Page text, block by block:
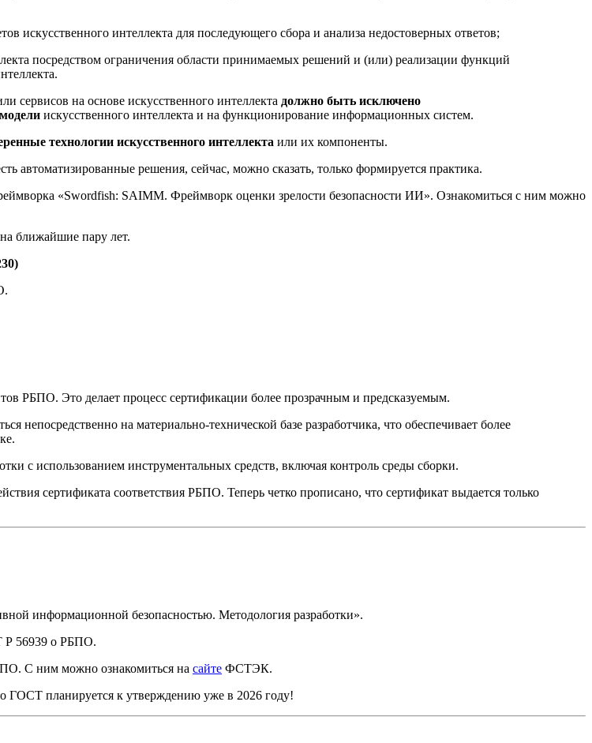
искусственного интеллекта для последующего сбора и анализа недостоверных ответов;
посредством ограничения области принимаемых решений и (или) реализации функций
сервисов на основе искусственного интеллекта должно быть исключено
искусственного интеллекта и на функционирование информационных систем.
технологии искусственного интеллекта или их компоненты.
автоматизированные решения, сейчас, можно сказать, только формируется практика.
«Swordfish: SAIMM. Фреймворк оценки зрелости безопасности ИИ». Ознакомиться с ним можно
ближайшие пару лет.
РБПО. Это делает процесс сертификации более прозрачным и предсказуемым.
непосредственно на материально-технической базе разработчика, что обеспечивает более
с использованием инструментальных средств, включая контроль среды сборки.
сертификата соответствия РБПО. Теперь четко прописано, что сертификат выдается только
информационной безопасностью. Методология разработки».
Р 56939 о РБПО.
С ним можно ознакомиться на сайте ФСТЭК.
ГОСТ планируется к утверждению уже в 2026 году!